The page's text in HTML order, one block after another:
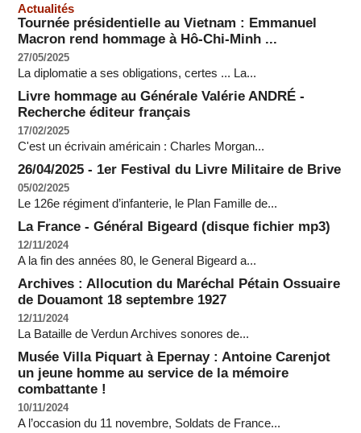
Actualités
Tournée présidentielle au Vietnam : Emmanuel
Macron rend hommage à Hô-Chi-Minh ...
27/05/2025
La diplomatie a ses obligations, certes ... La...
Livre hommage au Générale Valérie ANDRÉ -
Recherche éditeur français
17/02/2025
C'est un écrivain américain : Charles Morgan...
26/04/2025 - 1er Festival du Livre Militaire de Brive
05/02/2025
Le 126e régiment d’infanterie, le Plan Famille de...
La France - Général Bigeard (disque fichier mp3)
12/11/2024
A la fin des années 80, le General Bigeard a...
Archives : Allocution du Maréchal Pétain Ossuaire
de Douamont 18 septembre 1927
12/11/2024
La Bataille de Verdun Archives sonores de...
Musée Villa Piquart à Epernay : Antoine Carenjot
un jeune homme au service de la mémoire
combattante !
10/11/2024
A l’occasion du 11 novembre, Soldats de France...